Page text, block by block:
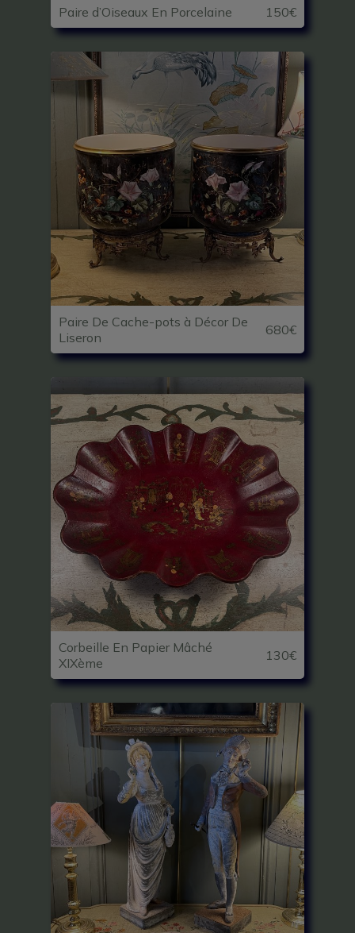
Paire d’Oiseaux En Porcelaine 150€
Paire De Cache-pots à Décor De
Liseron
680€
Corbeille En Papier Mâché
XIXème
130€